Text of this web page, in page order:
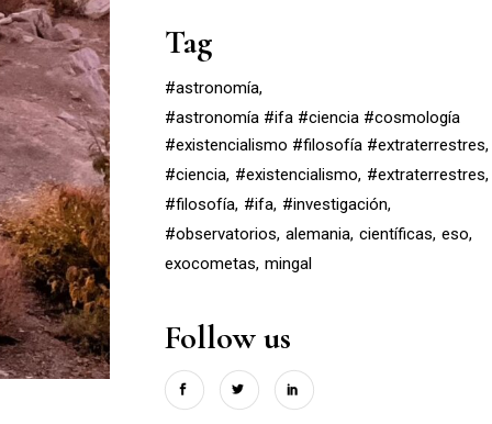
Tag
#astronomía
#astronomía #ifa #ciencia #cosmología
#existencialismo #filosofía #extraterrestres
#ciencia #existencialismo #extraterrestres
#filosofía #ifa #investigación
#observatorios alemania científicas eso
exocometas mingal
Follow us